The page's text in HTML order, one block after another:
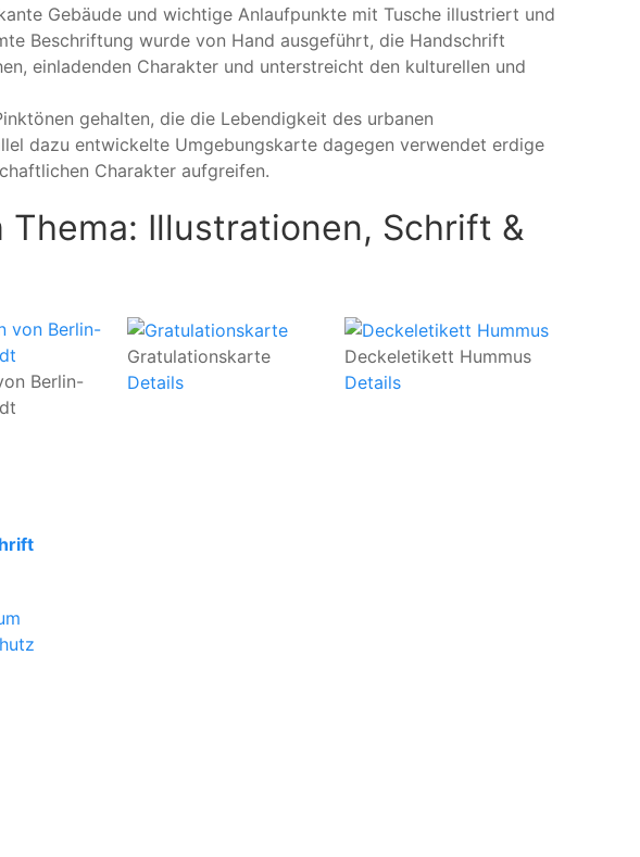
Gebäude und wichtige Anlaufpunkte mit Tusche illustriert und
Beschriftung wurde von Hand ausgeführt, die Handschrift
einladenden Charakter und unterstreicht den kulturellen und
gehalten, die die Lebendigkeit des urbanen
dazu entwickelte Umgebungskarte dagegen verwendet erdige
Charakter aufgreifen.
Illustrationen, Schrift &
Berlin-
Gratulationskarte
Details
Deckeletikett Hummus
Details